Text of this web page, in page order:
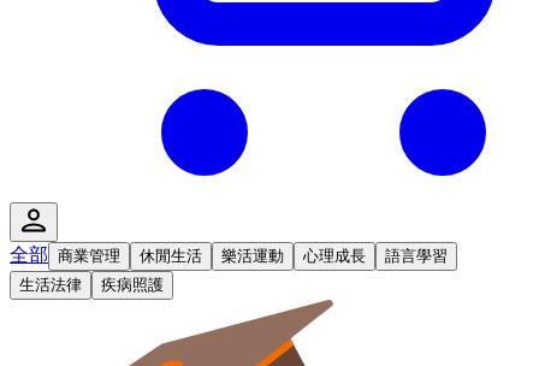
全部 商業管理 休閒生活 樂活運動 心理成長
語言學習
生活法律
疾病照護